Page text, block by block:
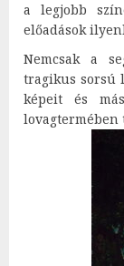
a legjobb
előadások
Nemcsak a
tragikus sorsú
képeit és
lovagtermében